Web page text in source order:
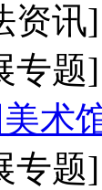
资讯]
专题]
术
专题]